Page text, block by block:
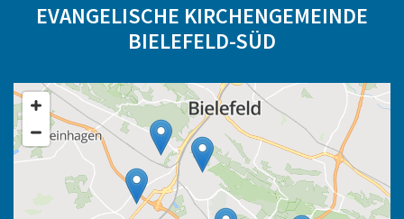
EVANGELISCHE KIRCHENGEMEINDE
BIELEFELD-SÜD